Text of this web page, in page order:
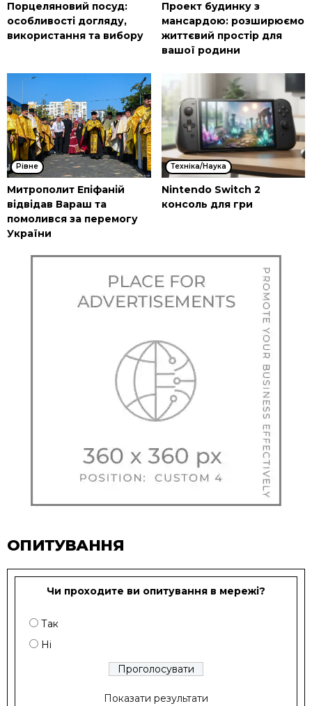
Порцеляновий посуд:
особливості догляду,
використання та вибору
Проект будинку з
мансардою: розширюємо
життєвий простір для
вашої родини
Рівне
Митрополит Епіфаній
відвідав Вараш та
помолився за перемогу
України
Техніка/Наука
Nintendo Switch 2
консоль для гри
ОПИТУВАННЯ
Чи проходите ви опитування в мережі?
Так
Ні
Показати результати